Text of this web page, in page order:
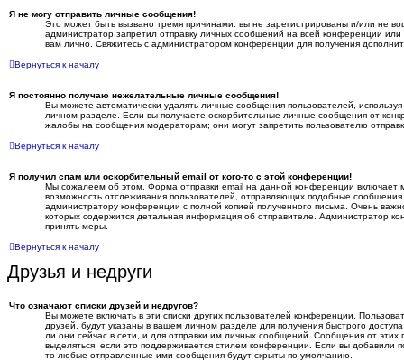
Я не могу отправить личные сообщения!
Это может быть вызвано тремя причинами: вы не зарегистрированы и/или не
администратор запретил отправку личных сообщений на всей конференции
вам лично. Свяжитесь с администратором конференции для получения
Вернуться к началу
Я постоянно получаю нежелательные личные сообщения!
Вы можете автоматически удалять личные сообщения пользователей,
личном разделе. Если вы получаете оскорбительные личные сообщения от
жалобы на сообщения модераторам; они могут запретить пользователю
Вернуться к началу
Я получил спам или оскорбительный email от кого-то с этой конференции!
Мы сожалеем об этом. Форма отправки email на данной конференции включает
возможность отслеживания пользователей, отправляющих подобные
администратору конференции с полной копией полученного письма. Очень
которых содержится детальная информация об отправителе. Администратор
принять меры.
Вернуться к началу
Друзья и недруги
Что означают списки друзей и недругов?
Вы можете включать в эти списки других пользователей конференции.
друзей, будут указаны в вашем личном разделе для получения быстрого
ли они сейчас в сети, и для отправки им личных сообщений. Сообщения от этих
выделяться, если это поддерживается стилем конференции. Если вы добавили
то любые отправленные ими сообщения будут скрыты по умолчанию.